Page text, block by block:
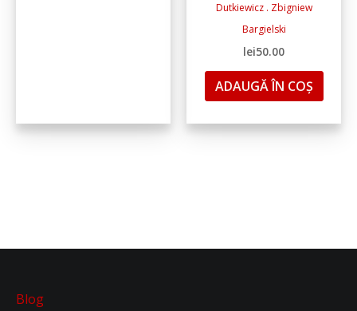
Dutkiewicz . Zbigniew
Bargielski
lei50.00
ADAUGĂ ÎN COȘ
Blog